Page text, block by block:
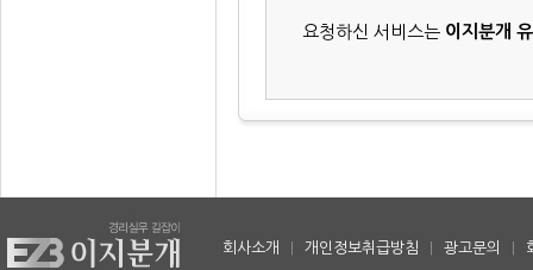
요청하신 서비스는 이지분개
회사소개 개인정보취급방침 광고문의